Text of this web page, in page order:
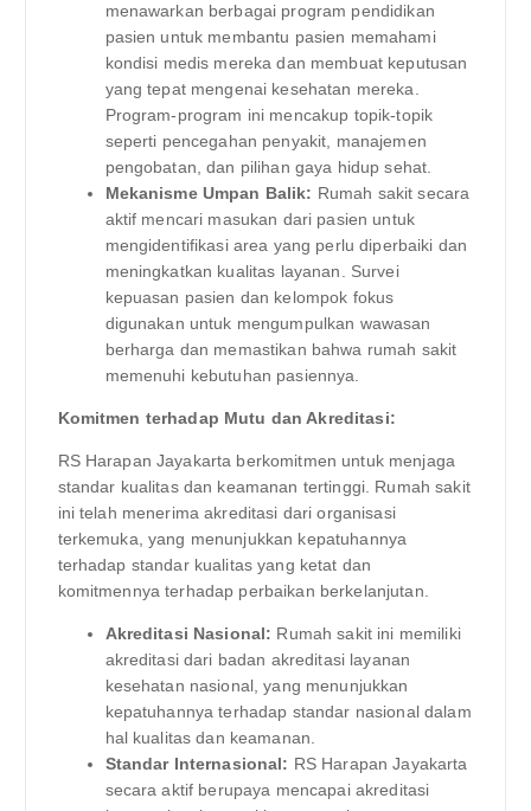
menawarkan berbagai program pendidikan
pasien untuk membantu pasien memahami
kondisi medis mereka dan membuat keputusan
yang tepat mengenai kesehatan mereka.
Program-program ini mencakup topik-topik
seperti pencegahan penyakit, manajemen
pengobatan, dan pilihan gaya hidup sehat.
Mekanisme Umpan Balik: Rumah sakit secara
aktif mencari masukan dari pasien untuk
mengidentifikasi area yang perlu diperbaiki dan
meningkatkan kualitas layanan. Survei
kepuasan pasien dan kelompok fokus
digunakan untuk mengumpulkan wawasan
berharga dan memastikan bahwa rumah sakit
memenuhi kebutuhan pasiennya.
Komitmen terhadap Mutu dan Akreditasi:
RS Harapan Jayakarta berkomitmen untuk menjaga
standar kualitas dan keamanan tertinggi. Rumah sakit
ini telah menerima akreditasi dari organisasi
terkemuka, yang menunjukkan kepatuhannya
terhadap standar kualitas yang ketat dan
komitmennya terhadap perbaikan berkelanjutan.
Akreditasi Nasional: Rumah sakit ini memiliki
akreditasi dari badan akreditasi layanan
kesehatan nasional, yang menunjukkan
kepatuhannya terhadap standar nasional dalam
hal kualitas dan keamanan.
Standar Internasional: RS Harapan Jayakarta
secara aktif berupaya mencapai akreditasi